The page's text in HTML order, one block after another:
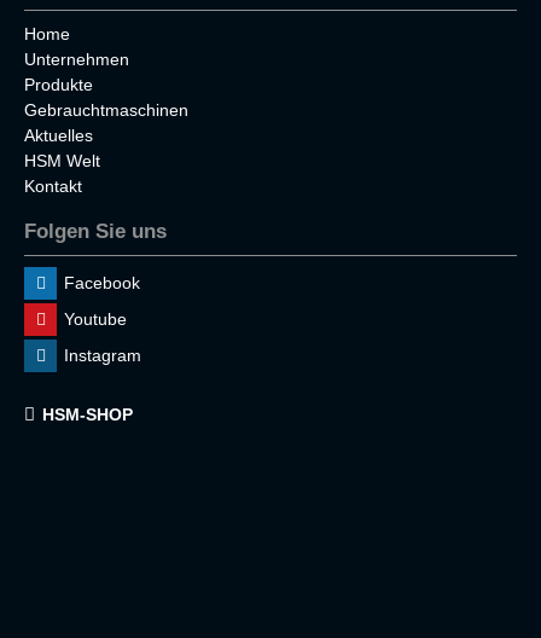
Home
Unternehmen
Produkte
Gebrauchtmaschinen
Aktuelles
HSM Welt
Kontakt
Folgen Sie uns
Facebook
Youtube
Instagram
HSM-SHOP